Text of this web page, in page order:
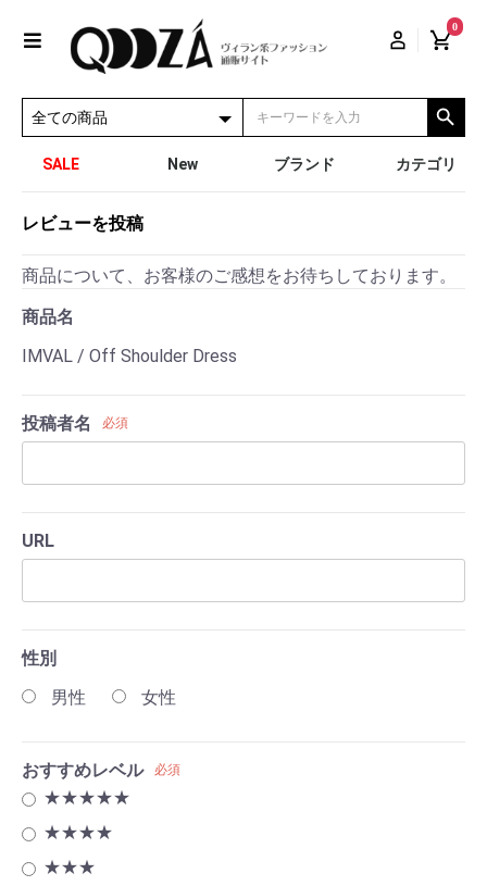
0
SALE New ブランド カテゴリ
レビューを投稿
商品について、お客様のご感想をお待ちしております。
商品名
IMVAL / Off Shoulder Dress
投稿者名 必須
URL
性別
男性
女性
おすすめレベル 必須
★★★★★
★★★★
★★★